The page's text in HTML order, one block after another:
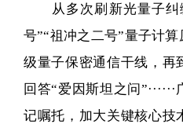
从多次刷新光量子纠
号”“祖冲之二号”量子计
级量子保密通信干线，再
回答“爱因斯坦之问
记嘱托，加大关键核心技